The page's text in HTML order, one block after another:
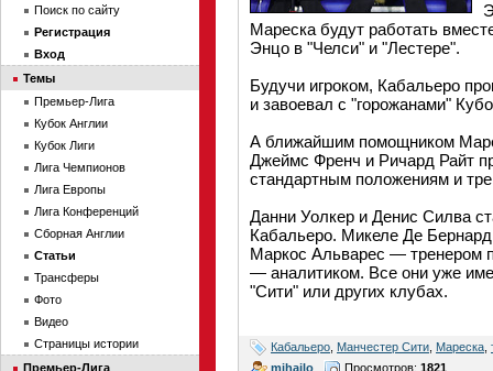
Мареска будут работать
Энцо в "Челси" и "Лестере".
Будучи игроком, Кабальеро
и завоевал с "горожанами"
А ближайшим помощником
Джеймс Френч и Ричард Райт
стандартным положениям и
Данни Уолкер и Денис Силва
Кабальеро. Микеле Де
Маркос Альварес — тренером
— аналитиком. Все они уже
"Сити" или других клубах.
Кабальеро Манчестер Сити Мареска
mihajlo
Просмотров: 1821
Поиск по сайту
Регистрация
Вход
Темы
Премьер-Лига
Кубок Англии
Кубок Лиги
Лига Чемпионов
Лига Европы
Лига Конференций
Сборная Англии
Статьи
Трансферы
Фото
Видео
Страницы истории
Премьер-Лига